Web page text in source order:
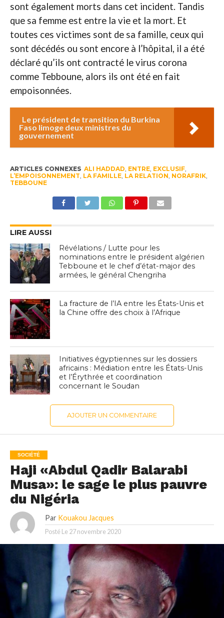
sont également morts dans cet incident. Tandis
que sa femme est entre la vie et la mort. Et
toutes ces victimes sont de sa famille, ceux qui
sont décédés ou sont encore à l’hôpital, il a été
déclaré qu’ils ont contracté le virus corona
comme Tebboune, alors ils ont été en fait
empoisonnées.
Le président de transition du Burkina
Faso limoge deux ministres du
gouvernement
ARTICLES CONNEXES ALI HADDAD ENTRE, EXCLUSIF,
L’EMPOISONNEMENT LA FAMILLE, LA RELATION NORAFRIK,
TEBBOUNE
LIRE AUSSI
Révélations / Lutte pour les
nominations entre le président algérien
Tebboune et le chef d’état-major des
armées, le général Chengriha
La fracture de l’IA entre les États-Unis et
la Chine offre des choix à l’Afrique
Initiatives égyptiennes sur les dossiers
africains : Médiation entre les États-Unis
et l’Érythrée et coordination
concernant le Soudan
AJOUTER UN COMMENTAIRE
SOCIÉTÉ
Haji «Abdul Qadir Balarabi
Musa»: le sage le plus pauvre
du Nigéria
Par Kouakou Jacques
Posté Le 27 novembre 2020